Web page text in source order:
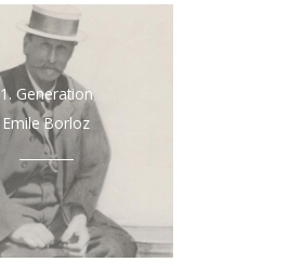
1. Generation
Emile Borloz